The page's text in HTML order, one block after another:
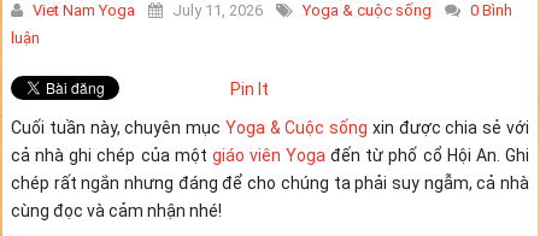
Viet Nam Yoga July 11, 2026 Yoga & cuộc sống
0 Bình
luận
Pin It
Cuối tuần này, chuyên mục Yoga & Cuộc sống xin được chia sẻ với
cả nhà ghi chép của một giáo viên Yoga đến từ phố cổ Hội An. Ghi
chép rất ngắn nhưng đáng để cho chúng ta phải suy ngẫm, cả nhà
cùng đọc và cảm nhận nhé!